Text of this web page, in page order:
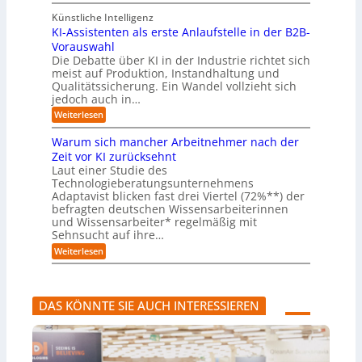
r
n
t
r
e
e
r
m
ö
g
l
i
c
h
e
n
a
n
s
o
m
w
a
r
e
-
G
f
a
h
r
u
n
d
u
n
b
e
q
u
e
m
e
r
)
B
l
i
c
k
a
u
f
-
A
g
e
n
t
e
r
n
e
n
m
u
s
s
a
u
h
A
b
l
ä
u
f
e
v
e
r
d
e
r
n
Künstliche Intelligenz
KI-Assistenten als erste Anlaufstelle in der B2B-
Vorauswahl
Die Debatte über KI in der Industrie richtet sich
meist auf Produktion, Instandhaltung und
Qualitätssicherung. Ein Wandel vollzieht sich
jedoch auch in…
Weiterlesen:
K
-
A
s
s
i
s
t
e
n
t
e
l
s
e
r
s
t
Warum sich mancher Arbeitnehmer nach der
Zeit vor KI zurücksehnt
Laut einer Studie des
Technologieberatungsunternehmens
Adaptavist blicken fast drei Viertel (72%**) der
befragten deutschen Wissensarbeiterinnen
und Wissensarbeiter* regelmäßig mit
Sehnsucht auf ihre…
Weiterlesen:
W
u
m
s
i
c
h
DAS KÖNNTE SIE AUCH INTERESSIEREN